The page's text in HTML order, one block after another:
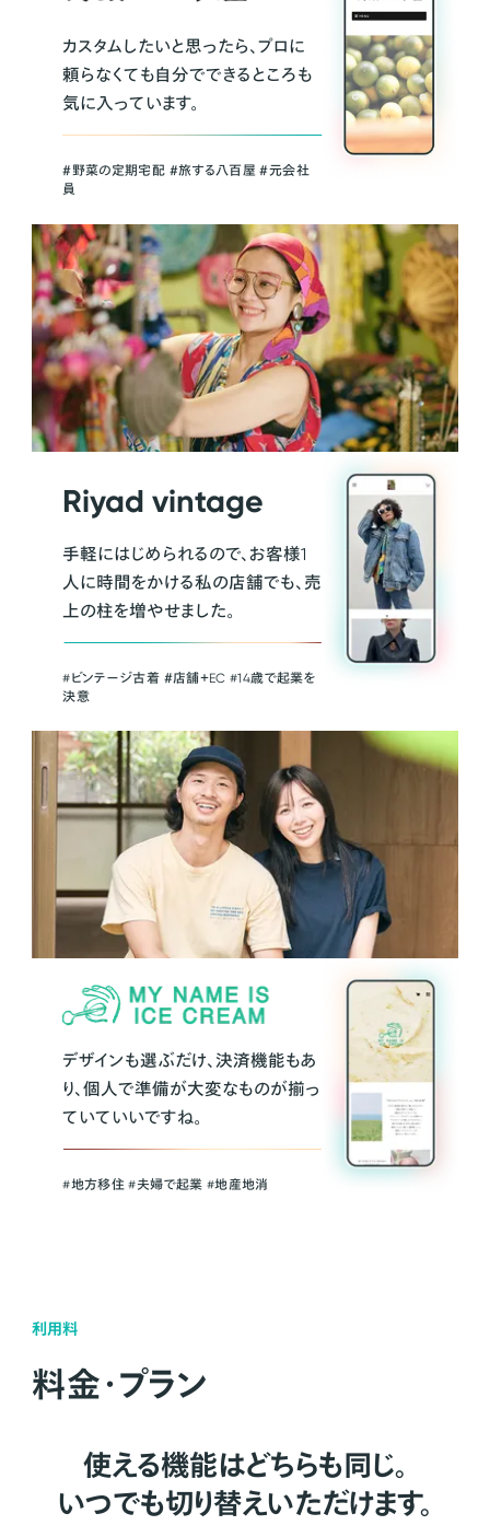
カスタムしたいと思ったら、プロに
頼らなくても自分でできるところも
気に入っています。
＃野菜の定期宅配 ＃旅する八百屋 ＃元会社
員
Riyad vintage
手軽にはじめられるので、お客様1
人に時間をかける私の店舗でも、売
上の柱を増やせました。
#ビンテージ古着 ＃店舗＋EC #14歳で起業を
決意
デザインも選ぶだけ、決済機能もあ
り、個人で準備が大変なものが揃っ
ていていいですね。
#地方移住 #夫婦で起業 #地産地消
利用料
料金・プラン
使える機能はどちらも同じ。
いつでも切り替えいただけます。